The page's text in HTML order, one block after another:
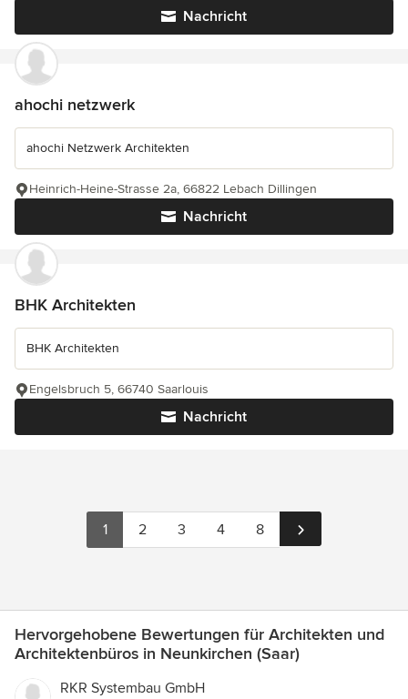
Nachricht
ahochi netzwerk
ahochi Netzwerk Architekten
Nachricht
Heinrich-Heine-Strasse 2a, 66822 Lebach Dillingen
BHK Architekten
BHK Architekten
Nachricht
Engelsbruch 5, 66740 Saarlouis
1 2 3 4 8
Hervorgehobene Bewertungen für Architekten und
Architektenbüros in Neunkirchen (Saar)
RKR Systembau GmbH